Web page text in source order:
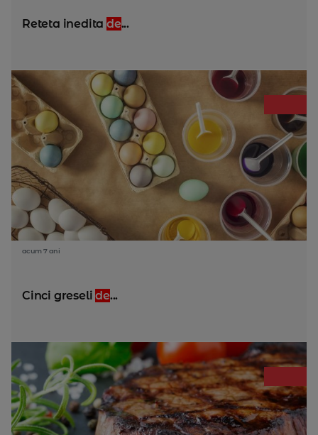
Reteta ineditade...
acum 7 ani
Cinci greselide...